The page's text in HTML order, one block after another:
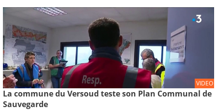
VIDEO
La commune du Versoud teste son Plan Communal de
Sauvegarde